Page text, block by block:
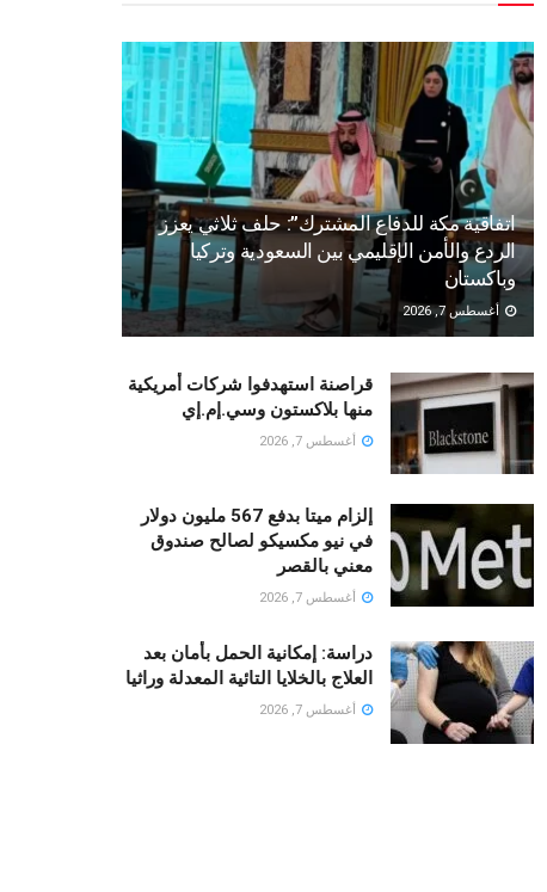
اتفاقية مكة للدفاع المشترك”: حلف ثلاثي يعزز
الردع والأمن الإقليمي بين السعودية وتركيا
وباكستان
أغسطس 7, 2026
قراصنة استهدفوا شركات أمريكية
منها بلاكستون وسي.إم.إي
أغسطس 7, 2026
إلزام ميتا بدفع 567 مليون دولار
في نيو مكسيكو لصالح صندوق
معني بالقصر
أغسطس 7, 2026
دراسة: إمكانية الحمل بأمان بعد
العلاج بالخلايا التائية المعدلة وراثيا
أغسطس 7, 2026